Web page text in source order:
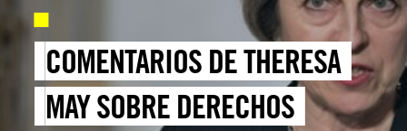
COMENTARIOS DE THERESA
MAY SOBRE DERECHOS